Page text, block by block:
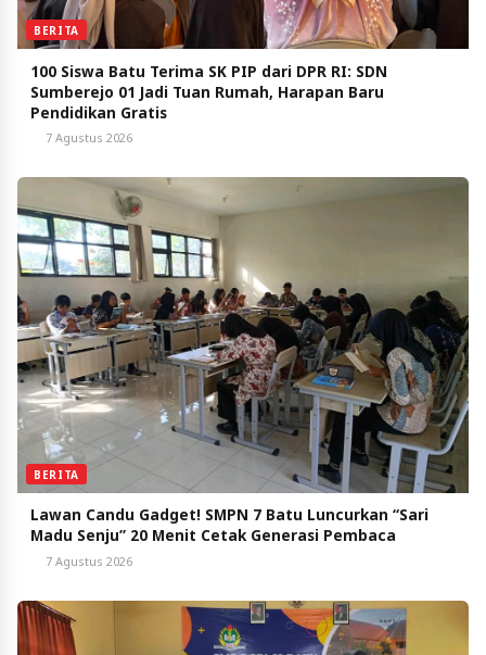
BERITA
100 Siswa Batu Terima SK PIP dari DPR RI: SDN
Sumberejo 01 Jadi Tuan Rumah, Harapan Baru
Pendidikan Gratis
7 Agustus 2026
BERITA
Lawan Candu Gadget! SMPN 7 Batu Luncurkan “Sari
Madu Senju” 20 Menit Cetak Generasi Pembaca
7 Agustus 2026